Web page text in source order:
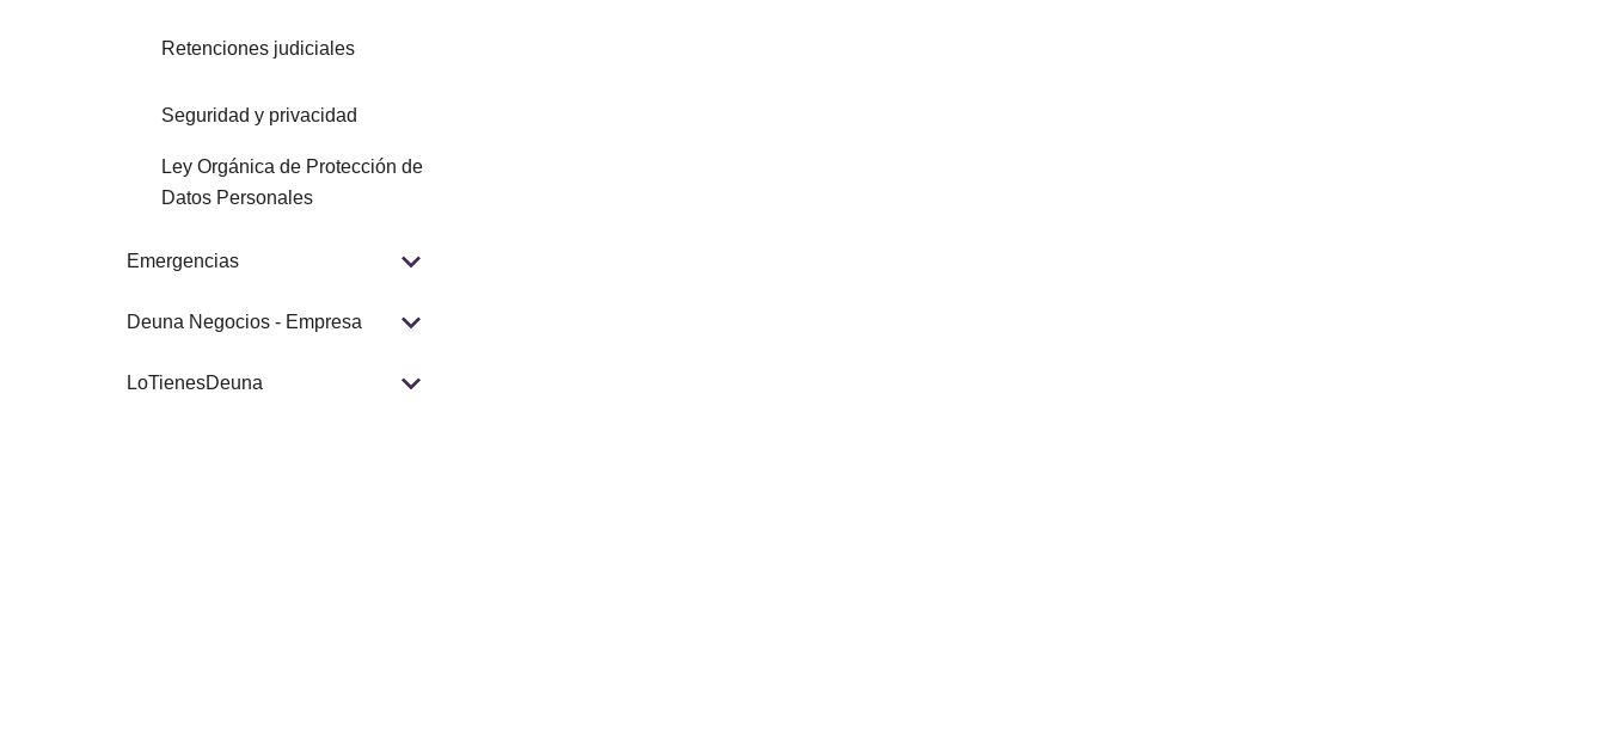
Retenciones judiciales
Seguridad y privacidad
Ley Orgánica de Protección de
Datos Personales
Emergencias
Deuna Negocios - Empresa
LoTienesDeuna